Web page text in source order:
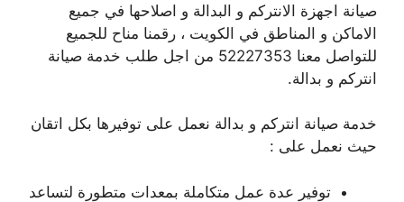
صيانة اجهزة الانتركم و البدالة و اصلاحها في جميع
الاماكن و المناطق في الكويت ، رقمنا مناح للجميع
للتواصل معنا 52227353 من اجل طلب خدمة صيانة
انتركم و بدالة.
خدمة صيانة انتركم و بدالة نعمل على توفيرها بكل اتقان
حيث نعمل على :
توفير عدة عمل متكاملة بمعدات متطورة لتساعد